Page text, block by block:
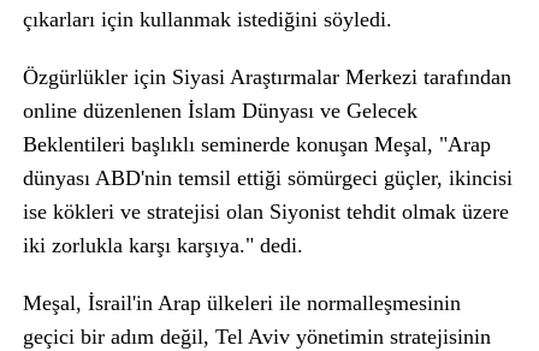
çıkarları için kullanmak istediğini söyledi.
Özgürlükler için Siyasi Araştırmalar Merkezi tarafından
online düzenlenen İslam Dünyası ve Gelecek
Beklentileri başlıklı seminerde konuşan Meşal, "Arap
dünyası ABD'nin temsil ettiği sömürgeci güçler, ikincisi
ise kökleri ve stratejisi olan Siyonist tehdit olmak üzere
iki zorlukla karşı karşıya." dedi.
Meşal, İsrail'in Arap ülkeleri ile normalleşmesinin
geçici bir adım değil, Tel Aviv yönetimin stratejisinin